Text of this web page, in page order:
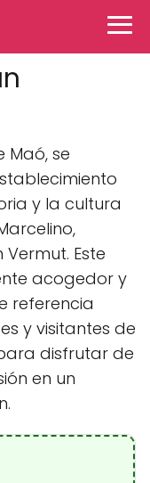
Maó, se
y la cultura
Este
acogedor y
referencia
y visitantes de
disfrutar de
en un